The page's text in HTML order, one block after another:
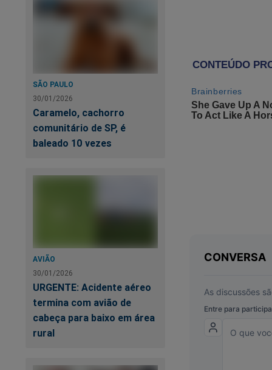
SÃO PAULO
30/01/2026
Caramelo, cachorro
comunitário de SP, é
baleado 10 vezes
AVIÃO
30/01/2026
URGENTE: Acidente aéreo
termina com avião de
cabeça para baixo em área
rural
é vergonhoso.
um diálogo
programação.
palpitante. Há
maledicentes ou
com a alma
“Há tempo de
e tempo de sorrir;
frutífera solidão?
Obviamente o
instinto
mutuamente.
incondicional
as distintas
que nos abastece
A solidão com o